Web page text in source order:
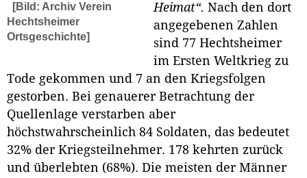
[Bild: Archiv Verein
Hechtsheimer
Ortsgeschichte]
Heimat“. Nach den dort
angegebenen Zahlen
sind 77 Hechtsheimer
im Ersten Weltkrieg zu
Tode gekommen und 7 an den Kriegsfolgen
gestorben. Bei genauerer Betrachtung der
Quellenlage verstarben aber
höchstwahrscheinlich 84 Soldaten, das bedeutet
32% der Kriegsteilnehmer. 178 kehrten zurück
und überlebten (68%). Die meisten der Männer